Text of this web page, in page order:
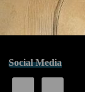
Social Media